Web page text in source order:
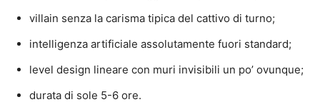
villain senza la carisma tipica del cattivo di turno;
intelligenza artificiale assolutamente fuori standard;
level design lineare con muri invisibili un po’ ovunque;
durata di sole 5-6 ore.